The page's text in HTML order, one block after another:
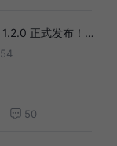
正式发布！支
54
50